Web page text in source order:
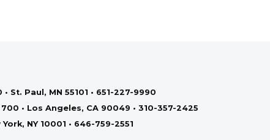
St. Paul, MN 55101 • 651-227-9990
• Los Angeles, CA 90049 • 310-357-2425
NY 10001 • 646-759-2551